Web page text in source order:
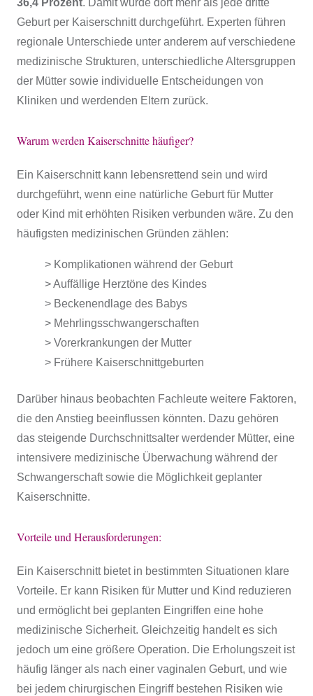
Geburt per Kaiserschnitt durchgeführt. Experten führen
regionale Unterschiede unter anderem auf verschiedene
medizinische Strukturen, unterschiedliche Altersgruppen
der Mütter sowie individuelle Entscheidungen von
Kliniken und werdenden Eltern zurück.
Warum werden Kaiserschnitte häufiger?
Ein Kaiserschnitt kann lebensrettend sein und wird
durchgeführt, wenn eine natürliche Geburt für Mutter
oder Kind mit erhöhten Risiken verbunden wäre. Zu den
häufigsten medizinischen Gründen zählen:
> Komplikationen während der Geburt
> Auffällige Herztöne des Kindes
> Beckenendlage des Babys
> Mehrlingsschwangerschaften
> Vorerkrankungen der Mutter
> Frühere Kaiserschnittgeburten
Darüber hinaus beobachten Fachleute weitere Faktoren,
die den Anstieg beeinflussen könnten. Dazu gehören
das steigende Durchschnittsalter werdender Mütter, eine
intensivere medizinische Überwachung während der
Schwangerschaft sowie die Möglichkeit geplanter
Kaiserschnitte.
Vorteile und Herausforderungen:
Ein Kaiserschnitt bietet in bestimmten Situationen klare
Vorteile. Er kann Risiken für Mutter und Kind reduzieren
und ermöglicht bei geplanten Eingriffen eine hohe
medizinische Sicherheit. Gleichzeitig handelt es sich
jedoch um eine größere Operation. Die Erholungszeit ist
häufig länger als nach einer vaginalen Geburt, und wie
bei jedem chirurgischen Eingriff bestehen Risiken wie